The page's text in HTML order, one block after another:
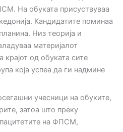
На обуката присуствуваа
Кандидатите поминаа
Низ теорија и
материјалот
крајот од обуката сите
која успеа да ги надмине
учесници на обуките,
затоа што преку
на ФПСМ,